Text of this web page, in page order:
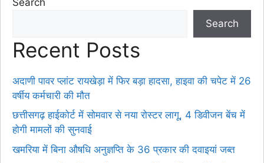
Search
Recent Posts
अदाणी पावर प्लांट रायखेड़ा में फिर बड़ा हादसा, हाइवा की चपेट में 26
वर्षीय कर्मचारी की मौत
छत्तीसगढ़ हाईकोर्ट में सोमवार से नया रोस्टर लागू, 4 डिवीजन बेंच में
होगी मामलों की सुनवाई
खमरिया में बिना औषधि अनुज्ञप्ति के 36 प्रकार की दवाइयां जब्त